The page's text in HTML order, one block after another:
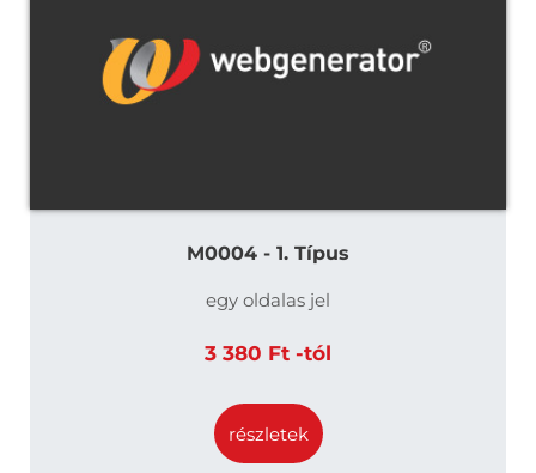
M0004 - 1. Típus
egy oldalas jel
3 380 Ft -tól
részletek